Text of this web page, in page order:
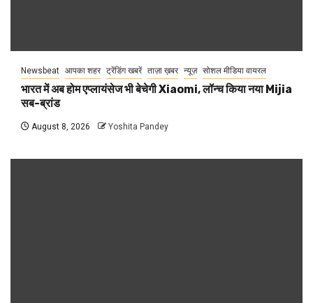
Newsbeat आपका शहर ट्रेंडिंग खबरें ताज़ा ख़बर न्यूज़ सोशल मीडिया वायरल
भारत में अब होम एप्लायंसेज भी बेचेगी Xiaomi, लॉन्च किया नया Mijia
सब-ब्रांड
August 8, 2026 Yoshita Pandey